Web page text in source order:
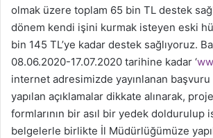
olmak üzere toplam 65 bin TL destek
dönem kendi işini kurmak isteyen eski
bin 145 TL’ye kadar destek sağlıyoruz.
08.06.2020-17.07.2020 tarihine kadar ‘
internet adresimizde yayınlanan
yapılan açıklamalar dikkate alınarak,
formlarının bir asıl bir yedek doldurulup
belgelerle birlikte İl Müdürlüğümüze